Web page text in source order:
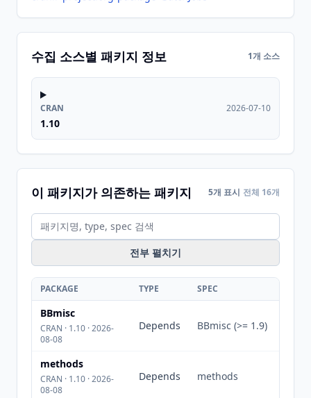
수집 소스별 패키지 정보 1개 소스
CRAN
1.10
2026-07-10
이 패키지가 의존하는 패키지 5개 표시 전체 16개
전부 펼치기
PACKAGE TYPE SPEC
BBmisc
CRAN · 1.10 · 2026-
08-08
Depends BBmisc (>= 1.9)
methods
CRAN · 1.10 · 2026-
08-08
Depends methods